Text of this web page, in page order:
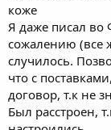
коже
Я даже писал во
сожалению (все
случилось.
что с
договор, т.к не
Был расстроен,